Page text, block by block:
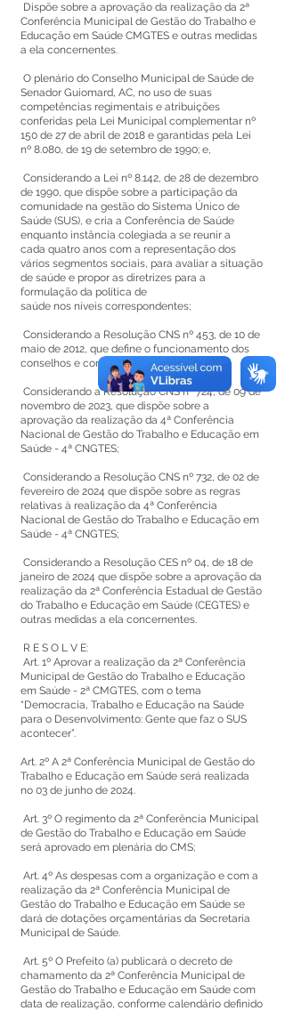
Dispõe sobre a aprovação da realização da 2ª
Conferência Municipal de Gestão do Trabalho e
Educação em Saúde CMGTES e outras medidas
a ela concernentes.
O plenário do Conselho Municipal de Saúde de
Senador Guiomard, AC, no uso de suas
competências regimentais e atribuições
conferidas pela Lei Municipal complementar nº
150 de 27 de abril de 2018 e garantidas pela Lei
nº 8.080, de 19 de setembro de 1990; e,
Considerando a Lei nº 8.142, de 28 de dezembro
de 1990, que dispõe sobre a participação da
comunidade na gestão do Sistema Único de
Saúde (SUS), e cria a Conferência de Saúde
enquanto instância colegiada a se reunir a
cada quatro anos com a representação dos
vários segmentos sociais, para avaliar a situação
de saúde e propor as diretrizes para a
formulação da política de
saúde nos níveis correspondentes;
Considerando a Resolução CNS nº 453, de 10 de
maio de 2012, que define o funcionamento dos
conselhos e conferência de saúde;
Considerando a Resolução CNS nº 724, de 09 de
novembro de 2023, que dispõe sobre a
aprovação da realização da 4ª Conferência
Nacional de Gestão do Trabalho e Educação em
Saúde - 4ª CNGTES;
Considerando a Resolução CNS nº 732, de 02 de
fevereiro de 2024 que dispõe sobre as regras
relativas à realização da 4ª Conferência
Nacional de Gestão do Trabalho e Educação em
Saúde - 4ª CNGTES;
Considerando a Resolução CES nº 04, de 18 de
janeiro de 2024 que dispõe sobre a aprovação da
realização da 2ª Conferência Estadual de Gestão
do Trabalho e Educação em Saúde (CEGTES) e
outras medidas a ela concernentes.
R E S O L V E:
Art. 1º Aprovar a realização da 2ª Conferência
Municipal de Gestão do Trabalho e Educação
em Saúde - 2ª CMGTES, com o tema
“Democracia, Trabalho e Educação na Saúde
para o Desenvolvimento: Gente que faz o SUS
acontecer”.
Art. 2º A 2ª Conferência Municipal de Gestão do
Trabalho e Educação em Saúde será realizada
no 03 de junho de 2024.
Art. 3º O regimento da 2ª Conferência Municipal
de Gestão do Trabalho e Educação em Saúde
será aprovado em plenária do CMS;
Art. 4º As despesas com a organização e com a
realização da 2ª Conferência Municipal de
Gestão do Trabalho e Educação em Saúde se
dará de dotações orçamentárias da Secretaria
Municipal de Saúde.
Art. 5º O Prefeito (a) publicará o decreto de
chamamento da 2ª Conferência Municipal de
Gestão do Trabalho e Educação em Saúde com
data de realização, conforme calendário definido